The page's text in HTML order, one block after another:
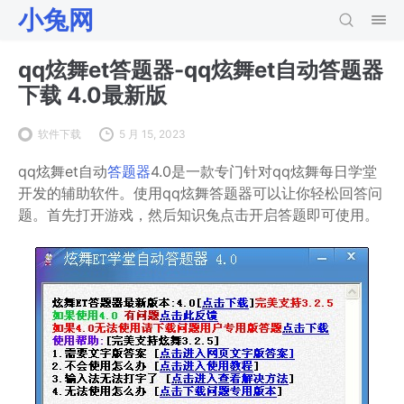
小兔网
qq炫舞et答题器-qq炫舞et自动答题器
下载 4.0最新版
软件下载 5 月 15, 2023
qq炫舞et自动答题器4.0是一款专门针对qq炫舞每日学堂
开发的辅助软件。使用qq炫舞答题器可以让你轻松回答问
题。首先打开游戏，然后知识兔点击开启答题即可使用。